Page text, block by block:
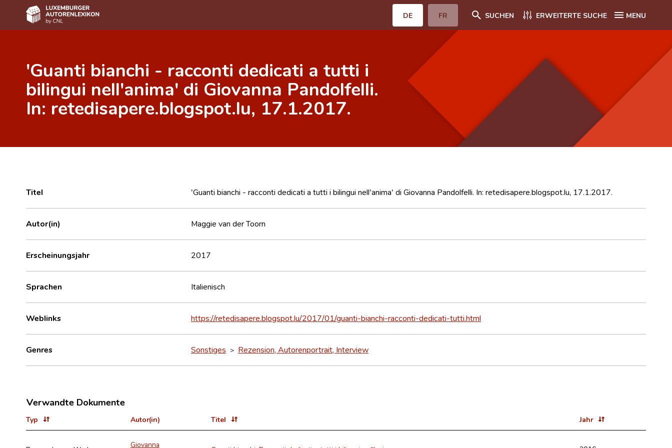
DE FR SUCHEN ERWEITERTE SUCHE MENU
Autor(inn)en A-Z
Erweiterte Suche
Häufige Fragen und Antworten
Forschungsgruppe
'Guanti bianchi - racconti dedicati a tutti i
bilingui nell'anima' di Giovanna Pandolfelli.
In: retedisapere.blogspot.lu, 17.1.2017.
Titel 'Guanti bianchi - racconti dedicati a tutti i bilingui nell'anima' di Giovanna Pandolfelli. In: retedisapere.blogspot.lu, 17.1.2017.
Autor(in) Maggie van der Toorn
Erscheinungsjahr 2017
Sprachen Italienisch
Weblinks https://retedisapere.blogspot.lu/2017/01/guanti-bianchi-racconti-dedicati-tutti.html
Genres Sonstiges > Rezension, Autorenportrait, Interview
Verwandte Dokumente
Typ Autor(in) Titel Jahr
Giovanna